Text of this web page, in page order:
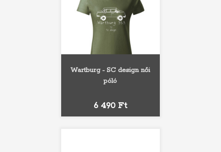
Wartburg - SC design női
póló
Ár
6 490 Ft